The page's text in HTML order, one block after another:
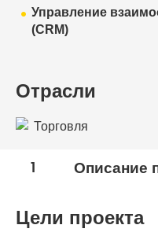
Управление
(CRM)
Отрасли
Торговля
1 Описание
Цели проекта